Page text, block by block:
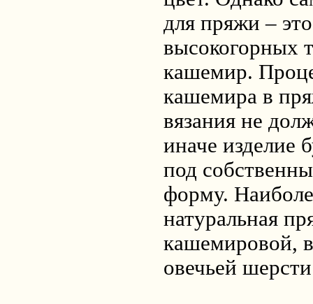
для пряжи –
высокогорных
кашемир.
кашемира в
вязания не
иначе изделие
под
форму.
натуральная
кашемировой,
овечьей